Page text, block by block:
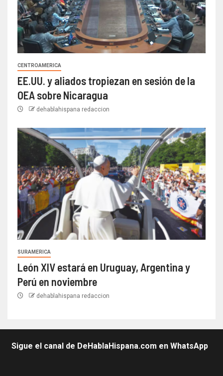
CENTROAMERICA
EE.UU. y aliados tropiezan en sesión de la
OEA sobre Nicaragua
dehablahispana redaccion
SURAMERICA
León XIV estará en Uruguay, Argentina y
Perú en noviembre
dehablahispana redaccion
Sigue el canal de DeHablaHispana.com en WhatsApp